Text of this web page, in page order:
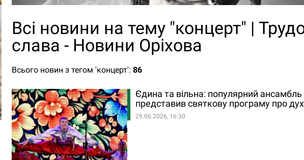
Всі новини на тему "концерт" |
слава - Новини Оріхова
Всього новин з тегом 'концерт': 86
Єдина та вільна: популярний ансамбль
представив святкову програму про
29.06.2026, 16:30